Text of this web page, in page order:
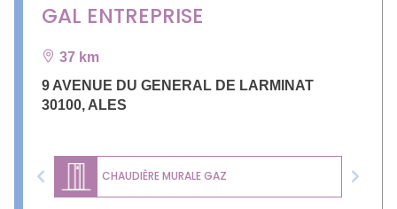
GAL ENTREPRISE
37 km
9 AVENUE DU GENERAL DE LARMINAT
30100, ALES
CHAUDIÈRE MURALE GAZ
Previous Next